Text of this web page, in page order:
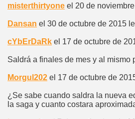
misterthirtyone el 20 de
Dansan el 30 de octubre de 2015
cYbErDaRk el 17 de octubre de
Saldrá a finales de mes y al mismo
Morgul202 el 17 de octubre de
¿Se sabe cuando saldra la nueva
la saga y cuanto costara